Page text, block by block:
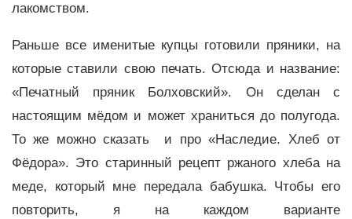
лакомством.
Раньше все именитые купцы готовили пряники, на
которые ставили свою печать. Отсюда и название:
«Печатный пряник Болховский». Он сделан с
настоящим мёдом и может храниться до полугода.
То же можно сказать и про «Наследие. Хлеб от
Фёдора». Это старинный рецепт ржаного хлеба на
меде, который мне передала бабушка. Чтобы его
повторить, я на каждом варианте